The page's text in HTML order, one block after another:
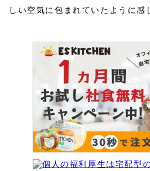
しい空気に包まれていたように感